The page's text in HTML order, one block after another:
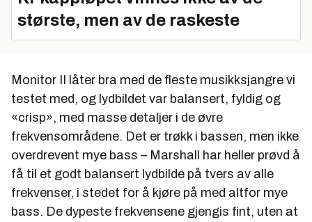
største, men av de raskeste
Monitor II låter bra med de fleste musikksjangre vi
testet med, og lydbildet var balansert, fyldig og
«crisp», med masse detaljer i de øvre
frekvensområdene. Det er trøkk i bassen, men ikke
overdrevent mye bass – Marshall har heller prøvd å
få til et godt balansert lydbilde på tvers av alle
frekvenser, i stedet for å kjøre på med altfor mye
bass. De dypeste frekvensene gjengis fint, uten at